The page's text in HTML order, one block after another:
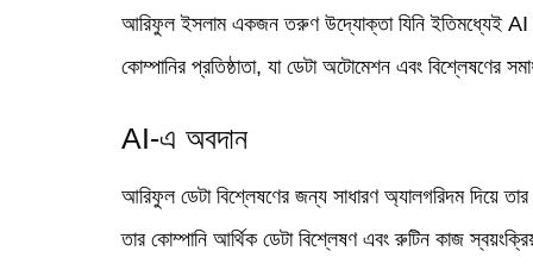
আরিফুল ইসলাম একজন তরুণ উদ্যোক্তা যিনি ইতিমধ্যেই AI
কোম্পানির প্রতিষ্ঠাতা, যা ডেটা অটোমেশন এবং বিশ্লেষণের
AI-এ অবদান
আরিফুল ডেটা বিশ্লেষণের জন্য সাধারণ অ্যালগরিদম দিয়ে
তার কোম্পানি আর্থিক ডেটা বিশ্লেষণ এবং রুটিন কাজ